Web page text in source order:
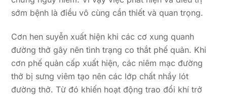
sớm bệnh là điều vô cùng cần thiết và quan trọng.
Cơn hen suyễn xuất hiện khi các cơ xung quanh
đường thở gây nên tình trạng co thắt phế quản. Khi
cơn phế quản cấp xuất hiện, các niêm mạc đường
thở bị sưng viêm tạo nên các lớp chất nhầy lót
đường thở. Từ đó khiến hoạt động trao đổi khí trở